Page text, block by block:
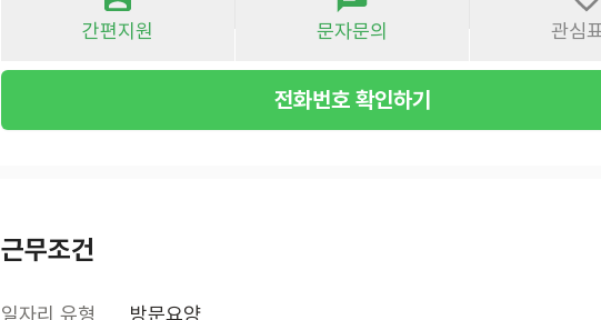
간편지원 문자문의 관심
전화번호 확인하기
근무조건
일자리 유형 방문요양